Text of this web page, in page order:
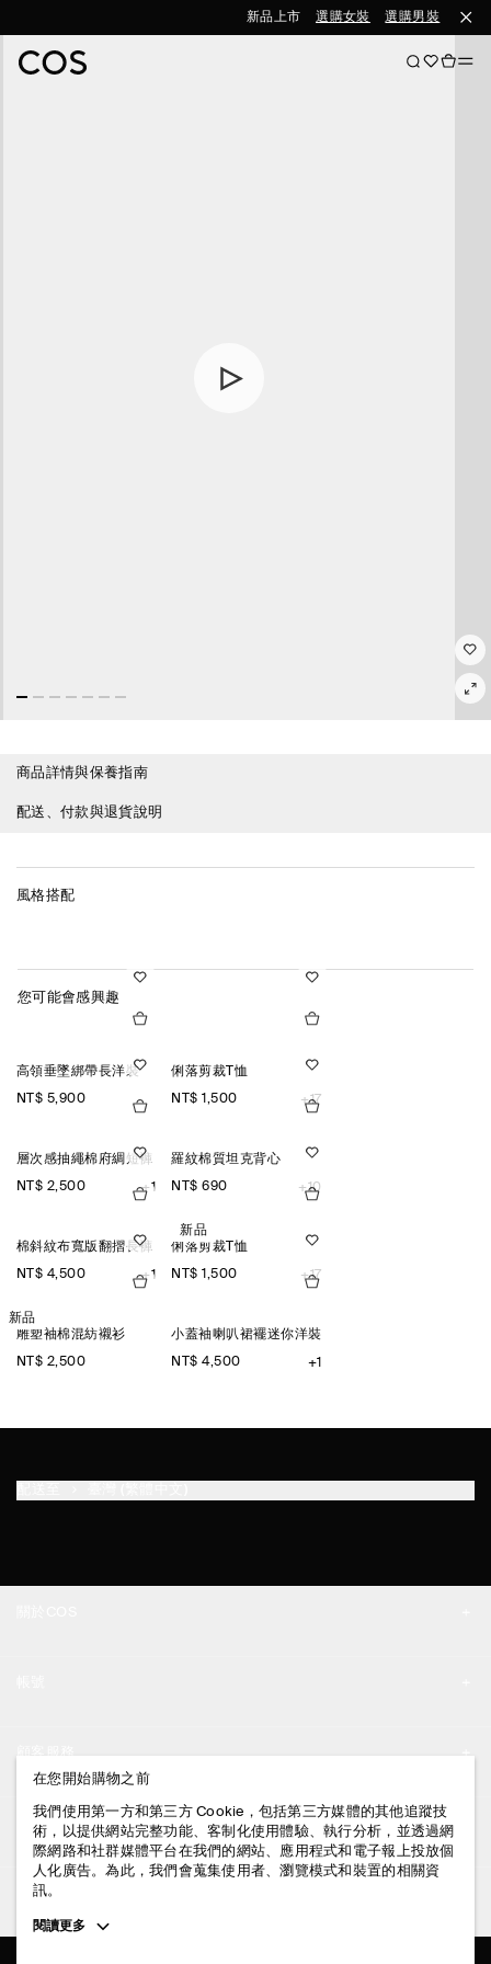
新品上市 選購女裝 選購男裝
商品詳情與保養指南
配送、付款與退貨說明
風格搭配
您可能會感興趣
高領垂墜綁帶長洋裝
NT$ 5,900
俐落剪裁T恤
NT$ 1,500 +17
層次感抽繩棉府綢短褲
NT$ 2,500 +1
羅紋棉質坦克背心
NT$ 690 +10
棉斜紋布寬版翻摺長褲
NT$ 4,500 +1
新品
俐落剪裁T恤
NT$ 1,500 +17
新品
雕塑袖棉混紡襯衫
NT$ 2,500
小蓋袖喇叭裙襬迷你洋裝
NT$ 4,500 +1
登入 / 註冊
聯絡我們
配送說明
付款說明
退貨及退款說明
法律資訊
隱私權政策
條款與細則
追蹤COS
在您開始購物之前
我們使用第一方和第三方 Cookie，包括第三方媒體的其他追蹤技
術，以提供網站完整功能、客制化使用體驗、執行分析，並透過網
際網路和社群媒體平台在我們的網站、應用程式和電子報上投放個
人化廣告。為此，我們會蒐集使用者、瀏覽模式和裝置的相關資
訊。
Toggle
閱讀更多